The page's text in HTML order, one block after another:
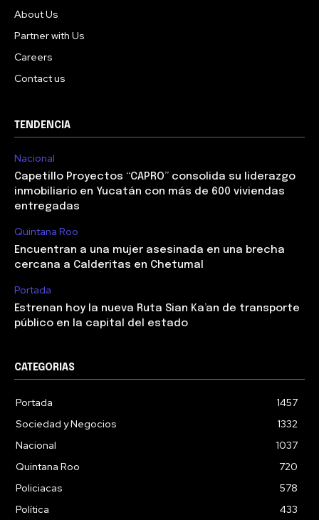
About Us
Partner with Us
Careers
Contact us
TENDENCIA
Nacional
Capetillo Proyectos “CAPRO” consolida su liderazgo
inmobiliario en Yucatán con más de 600 viviendas
entregadas
Quintana Roo
Encuentran a una mujer asesinada en una brecha
cercana a Calderitas en Chetumal
Portada
Estrenan hoy la nueva Ruta Sian Ka’an de transporte
público en la capital del estado
CATEGORIAS
Portada
1457
Sociedad y Negocios
1332
Nacional
1037
Quintana Roo
720
Policiacas
578
Política
433